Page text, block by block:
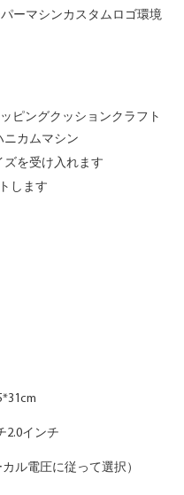
ピングクッションクラフト
ニカムマシン
ズを受け入れます
します
2.0インチ
ル電圧に従って選択）